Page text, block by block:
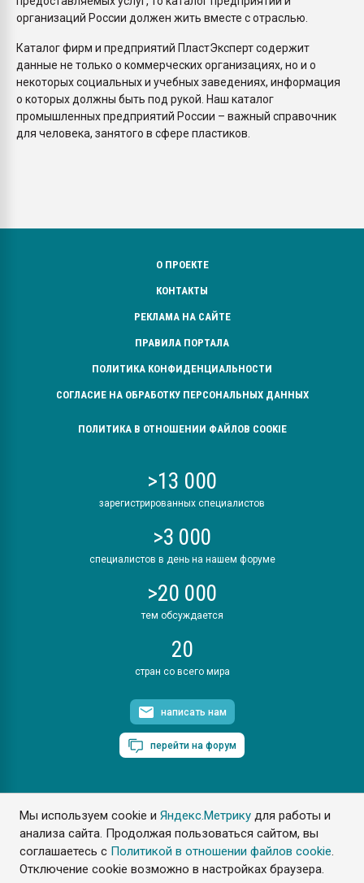
Мы используем cookie иЯндекс.Метрику для работы и
анализа сайта. Продолжая пользоваться сайтом, вы
соглашаетесь с Политикой в отношении файлов cookie.
Отключение cookie возможно в настройках браузера.
организаций России должен жить вместе с отраслью.
Каталог фирм и предприятий ПластЭксперт содержит
данные не только о коммерческих организациях, но и о
некоторых социальных и учебных заведениях, информация
о которых должны быть под рукой. Наш каталог
промышленных предприятий России – важный справочник
для человека, занятого в сфере пластиков.
О ПРОЕКТЕ
КОНТАКТЫ
РЕКЛАМА НА САЙТЕ
ПРАВИЛА ПОРТАЛА
ПОЛИТИКА КОНФИДЕНЦИАЛЬНОСТИ
СОГЛАСИЕ НА ОБРАБОТКУ ПЕРСОНАЛЬНЫХ ДАННЫХ
ПОЛИТИКА В ОТНОШЕНИИ ФАЙЛОВ COOKIE
>13 000
зарегистрированных специалистов
>3 000
специалистов в день на нашем форуме
>20 000
тем обсуждается
20
стран со всего мира
написать нам
перейти на форум
ПластЭксперт © 2006. Все права защищены
Разрешается копирование материалов сайта с обязательной
ссылкой на www.e-plastic.ru
Разработка сайта